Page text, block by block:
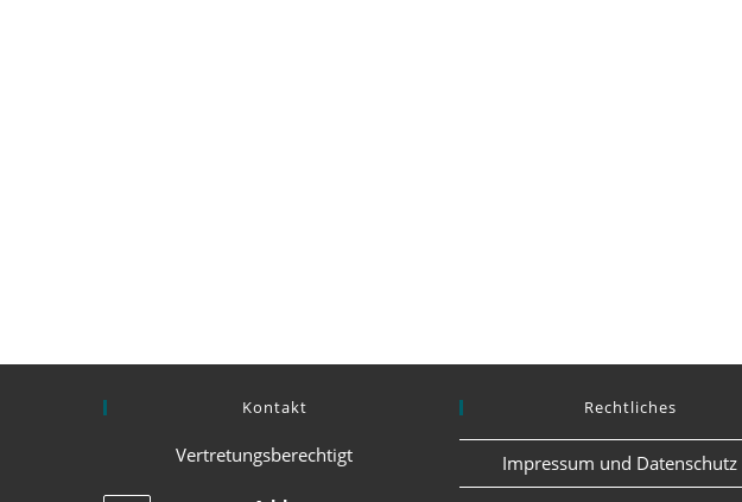
Kontakt
Vertretungsberechtigt
Rechtliches
Impressum und Datenschutz